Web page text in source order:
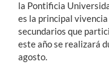
Estudiantes
Académicos
Funcionarios
la Pontificia
es la principal
secundarios que
este año se realizará
agosto.